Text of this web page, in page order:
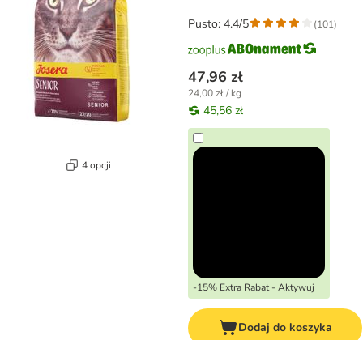
4 opcji
47,96 zł
24,00 zł / kg
45,56 zł
-15% Extra Rabat - Aktywuj
Pusto: 4.4/5 (101)
Dodaj do koszyka